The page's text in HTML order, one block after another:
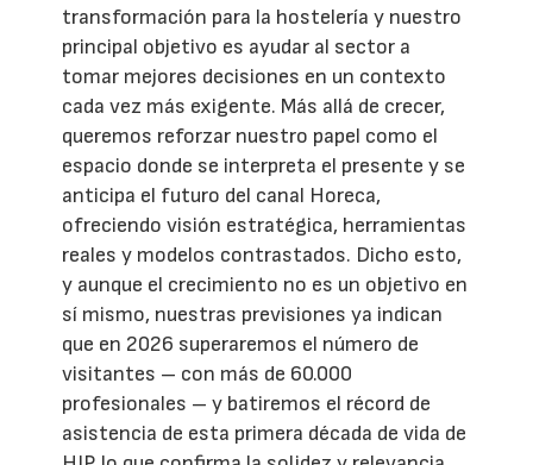
transformación para la hostelería y nuestro
principal objetivo es ayudar al sector a
tomar mejores decisiones en un contexto
cada vez más exigente. Más allá de crecer,
queremos reforzar nuestro papel como el
espacio donde se interpreta el presente y se
anticipa el futuro del canal Horeca,
ofreciendo visión estratégica, herramientas
reales y modelos contrastados. Dicho esto,
y aunque el crecimiento no es un objetivo en
sí mismo, nuestras previsiones ya indican
que en 2026 superaremos el número de
visitantes – con más de 60.000
profesionales – y batiremos el récord de
asistencia de esta primera década de vida de